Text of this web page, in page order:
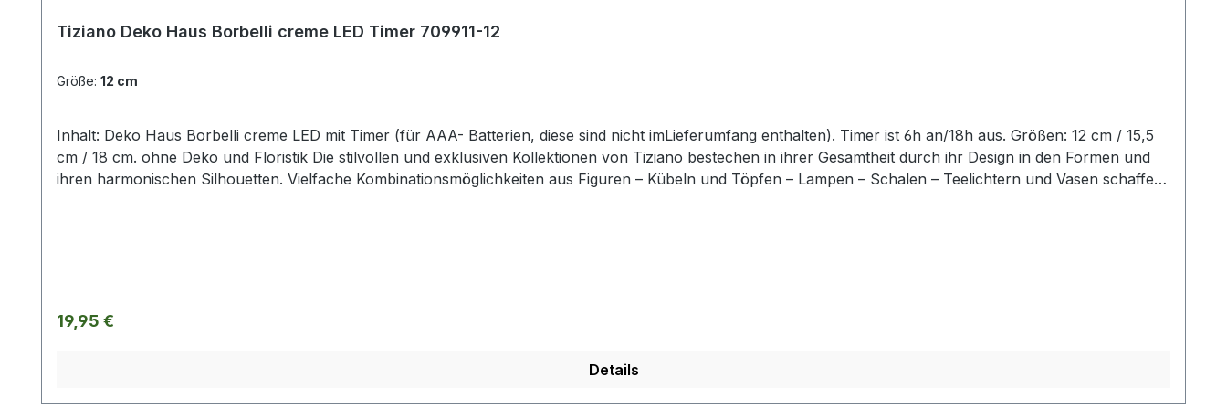
Tiziano Deko Haus Borbelli creme LED Timer 709911-12
Größe: 12 cm
Inhalt: Deko Haus Borbelli creme LED mit Timer (für AAA- Batterien, diese sind nicht imLieferumfang enthalten). Timer ist 6h an/18h aus. Größen: 12 cm / 15,5
cm / 18 cm. ohne Deko und Floristik Die stilvollen und exklusiven Kollektionen von Tiziano bestechen in ihrer Gesamtheit durch ihr Design in den Formen und
ihren harmonischen Silhouetten. Vielfache Kombinationsmöglichkeiten aus Figuren – Kübeln und Töpfen – Lampen – Schalen – Teelichtern und Vasen schaffen
Regulärer Preis:
19,95 €
Details